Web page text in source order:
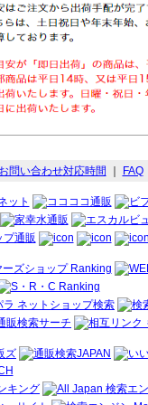
お問い合わせ対応時間 FAQ